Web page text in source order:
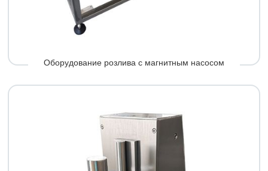
Оборудование розлива с магнитным насосом